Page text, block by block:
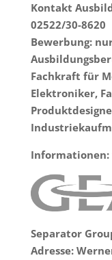
Kontakt
02522/30-8620
Bewerbung:
Fachkraft für
Elektroniker,
Informationen:
Separator
Adresse: